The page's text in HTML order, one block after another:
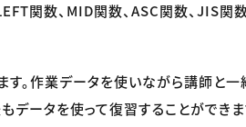
関数、MID関数、ASC関数、JIS関
す。作業データを使いながら講師と
データを使って復習することができま